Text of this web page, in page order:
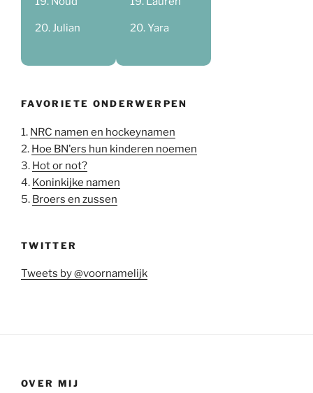
Julian Yara
FAVORIETE ONDERWERPEN
1. NRC namen en hockeynamen
2. Hoe BN'ers hun kinderen noemen
3. Hot or not?
4. Koninkijke namen
5. Broers en zussen
TWITTER
Tweets by @voornamelijk
OVER MIJ